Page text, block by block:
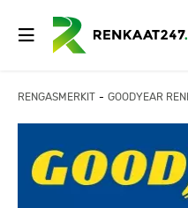
RENGASMERKIT GOODYEAR